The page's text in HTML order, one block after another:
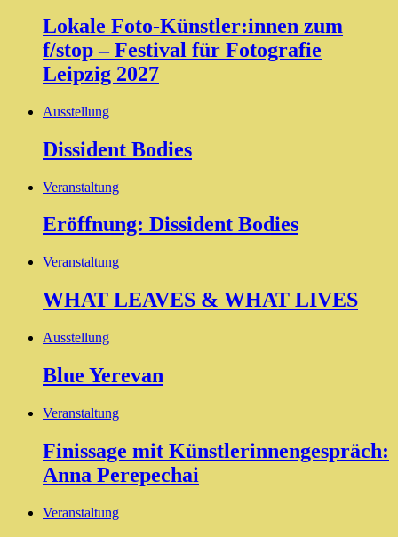
Lokale Foto-Künstler:innen zum
f/stop – Festival für Fotografie
Leipzig 2027
Ausstellung
Dissident Bodies
Veranstaltung
Eröffnung: Dissident Bodies
Veranstaltung
WHAT LEAVES & WHAT LIVES
Ausstellung
Blue Yerevan
Veranstaltung
Finissage mit Künstlerinnengespräch:
Anna Perepechai
Veranstaltung